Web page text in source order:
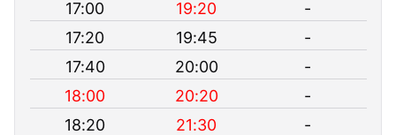
17:00
19:20
-
17:20
19:45
-
17:40
20:00
-
18:00
20:20
-
18:20
21:30
-